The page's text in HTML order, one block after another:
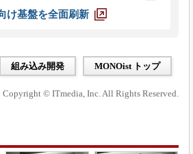
け基盤を全面刷新
組み込み開発 MONOist トップ
Copyright © ITmedia, Inc. All Rights Reserved.